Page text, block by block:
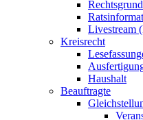
Livestream
Kreisrecht
Haushalt
Beauftragte